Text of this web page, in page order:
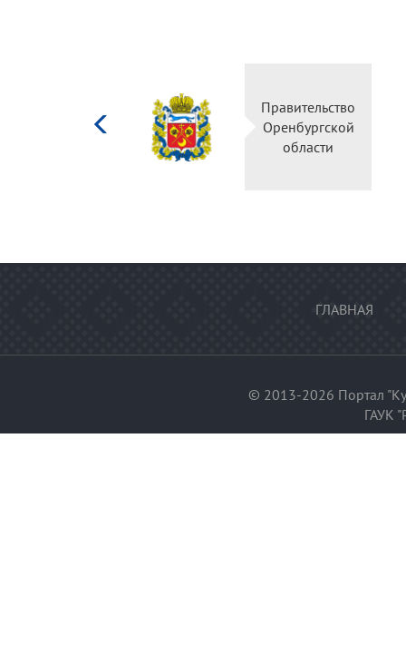
Правительство
Оренбургской
области
ГЛАВНАЯ
© 2013-2026 Портал
ГАУК